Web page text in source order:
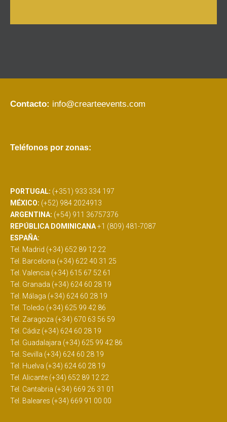
Contacto: info@crearteevents.com
Teléfonos por zonas:
PORTUGAL: (+351) 933 334 197
MÉXICO: (+52) 984 2024913
ARGENTINA: (+54) 911 36757376
REPÚBLICA DOMINICANA+1 (809) 481-7087
ESPAÑA:
Tel. Madrid (+34) 652 89 12 22
Tel. Barcelona (+34) 622 40 31 25
Tel. Valencia (+34) 615 67 52 61
Tel. Granada (+34) 624 60 28 19
Tel. Málaga (+34) 624 60 28 19
Tel. Toledo (+34) 625 99 42 86
Tel. Zaragoza (+34) 670 63 56 59
Tel. Cádiz (+34) 624 60 28 19
Tel. Guadalajara (+34) 625 99 42 86
Tel. Sevilla (+34) 624 60 28 19
Tel. Huelva (+34) 624 60 28 19
Tel. Alicante (+34) 652 89 12 22
Tel. Cantabria (+34) 669 26 31 01
Tel. Baleares (+34) 669 91 00 00